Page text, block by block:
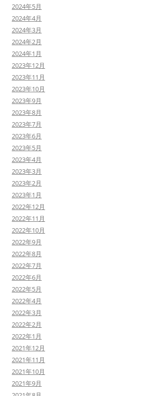
2024年5月
2024年4月
2024年3月
2024年2月
2024年1月
2023年12月
2023年11月
2023年10月
2023年9月
2023年8月
2023年7月
2023年6月
2023年5月
2023年4月
2023年3月
2023年2月
2023年1月
2022年12月
2022年11月
2022年10月
2022年9月
2022年8月
2022年7月
2022年6月
2022年5月
2022年4月
2022年3月
2022年2月
2022年1月
2021年12月
2021年11月
2021年10月
2021年9月